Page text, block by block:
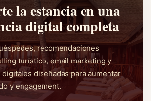
la estancia en una
digital completa
recomendaciones
turístico, email marketing y
diseñadas para aumentar
y engagement.